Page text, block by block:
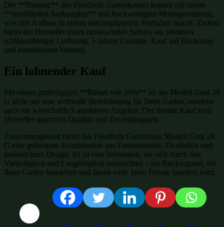
Der **Bausatz** des Fjordholz Gartenhauses kommt mit einem
**detaillierten Aufbauplan** und hochwertigem Montagematerial,
was den Aufbau zu einem unkomplizierten Vorhaben macht. Zudem
bietet der Hersteller einen umfassenden Service an, inklusive
schlüsselfertiger Lieferung, 5 Jahren Garantie, Kauf auf Rechnung
und kostenlosem Versand.
Ein lohnender Kauf
Mit einem großzügigen **Rabatt von 26%** ist das Modell Gent 28
G nicht nur eine wertvolle Bereicherung für Ihren Garten, sondern
auch ein wirtschaftlich attraktives Angebot. Der direkte Kauf vom
Hersteller garantiert Qualität und Zuverlässigkeit.
Zusammengefasst bietet das Fjordholz Gartenhaus Modell Gent 28
G eine gelungene Kombination aus Funktionalität, Flexibilität und
ästhetischem Design. Es ist eine Investition, die sich durch ihre
Vielseitigkeit und Langlebigkeit auszeichnet – ein Rückzugsort, der
Ihren Garten bereichert und Ihnen viele Jahre Freude bereiten wird.